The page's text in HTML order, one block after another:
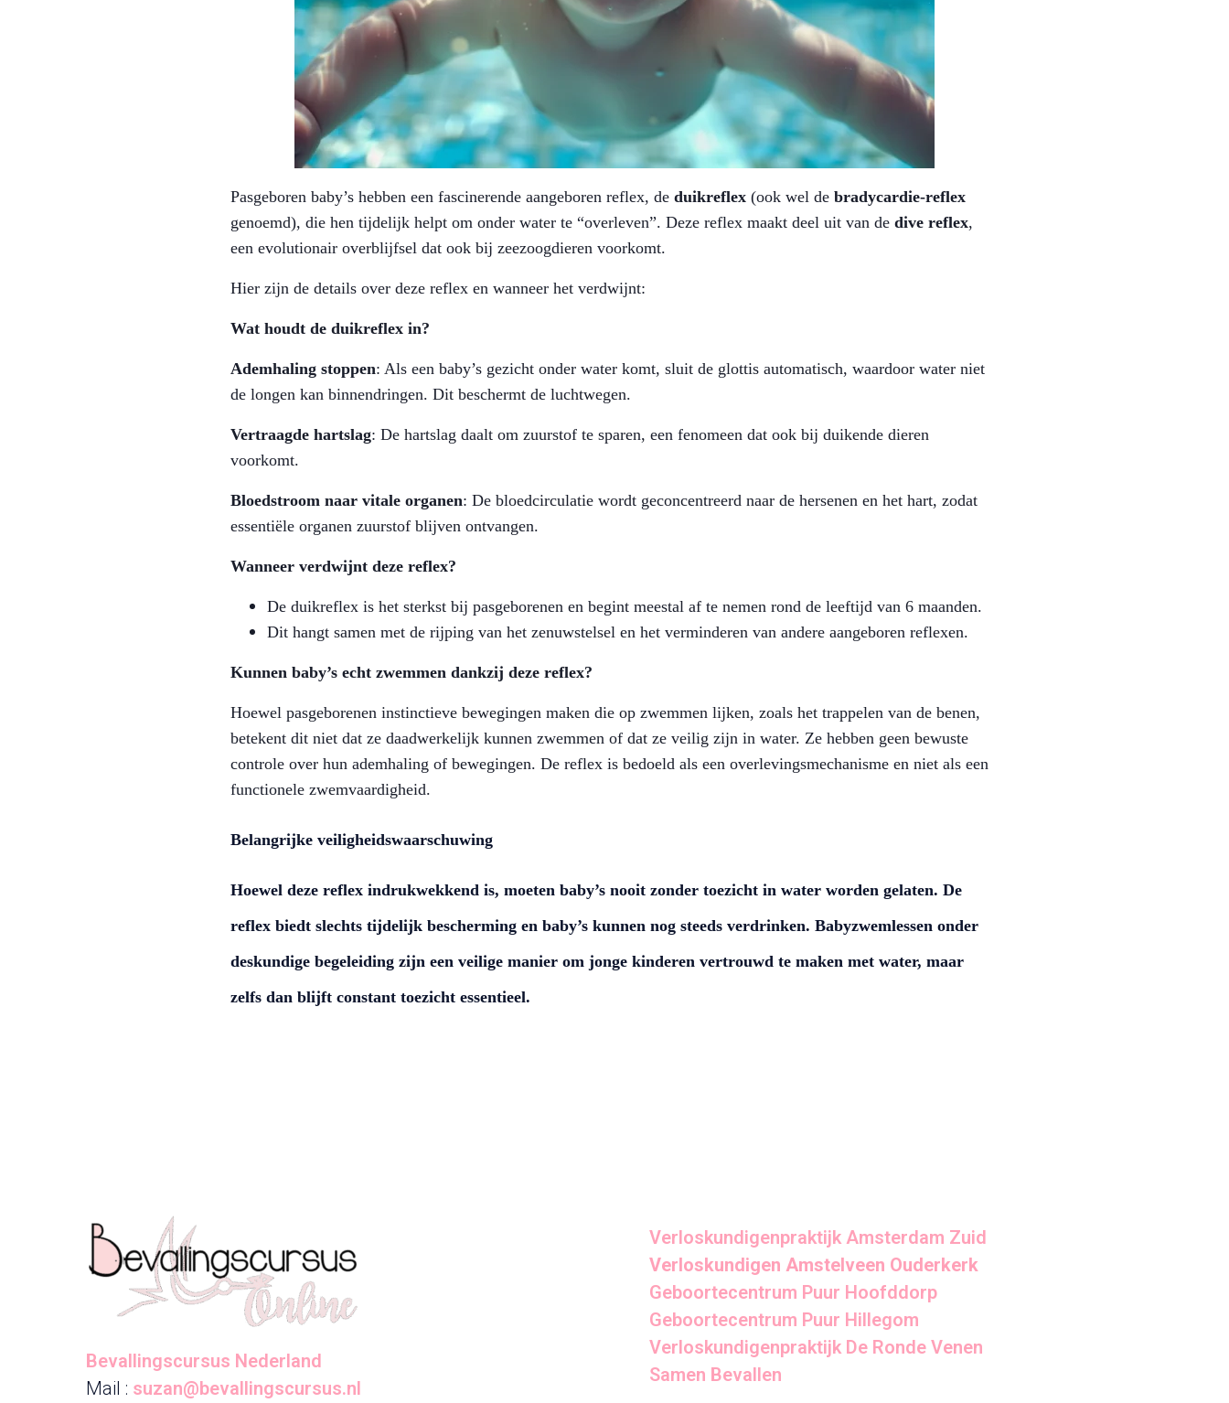
Pasgeboren baby’s hebben een fascinerende aangeboren reflex, de duikreflex (ook wel de bradycardie-reflex
genoemd), die hen tijdelijk helpt om onder water te “overleven”. Deze reflex maakt deel uit van de dive reflex,
een evolutionair overblijfsel dat ook bij zeezoogdieren voorkomt.
Hier zijn de details over deze reflex en wanneer het verdwijnt:
Wat houdt de duikreflex in?
Ademhaling stoppen: Als een baby’s gezicht onder water komt, sluit de glottis automatisch, waardoor water niet
de longen kan binnendringen. Dit beschermt de luchtwegen.
Vertraagde hartslag: De hartslag daalt om zuurstof te sparen, een fenomeen dat ook bij duikende dieren
voorkomt.
Bloedstroom naar vitale organen: De bloedcirculatie wordt geconcentreerd naar de hersenen en het hart, zodat
essentiële organen zuurstof blijven ontvangen.
Wanneer verdwijnt deze reflex?
De duikreflex is het sterkst bij pasgeborenen en begint meestal af te nemen rond de leeftijd van 6 maanden.
Dit hangt samen met de rijping van het zenuwstelsel en het verminderen van andere aangeboren reflexen.
Kunnen baby’s echt zwemmen dankzij deze reflex?
Hoewel pasgeborenen instinctieve bewegingen maken die op zwemmen lijken, zoals het trappelen van de benen,
betekent dit niet dat ze daadwerkelijk kunnen zwemmen of dat ze veilig zijn in water. Ze hebben geen bewuste
controle over hun ademhaling of bewegingen. De reflex is bedoeld als een overlevingsmechanisme en niet als een
functionele zwemvaardigheid.
Belangrijke veiligheidswaarschuwing
Hoewel deze reflex indrukwekkend is, moeten baby’s nooit zonder toezicht in water worden gelaten. De
reflex biedt slechts tijdelijk bescherming en baby’s kunnen nog steeds verdrinken. Babyzwemlessen onder
deskundige begeleiding zijn een veilige manier om jonge kinderen vertrouwd te maken met water, maar
zelfs dan blijft constant toezicht essentieel.
Bevallingscursus Nederland
Mail : suzan@bevallingscursus.nl
Verloskundigenpraktijk Amsterdam Zuid
Verloskundigen Amstelveen Ouderkerk
Geboortecentrum Puur Hoofddorp
Geboortecentrum Puur Hillegom
Verloskundigenpraktijk De Ronde Venen
Samen Bevallen